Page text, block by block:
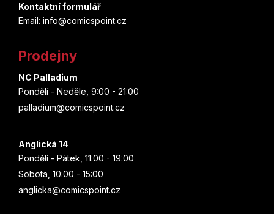
Kontaktní formulář
Email: info@comicspoint.cz
Prodejny
NC Palladium
Pondělí - Neděle, 9:00 - 21:00
palladium@comicspoint.cz
Anglická 14
Pondělí - Pátek, 11:00 - 19:00
Sobota, 10:00 - 15:00
anglicka@comicspoint.cz